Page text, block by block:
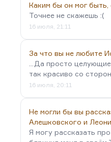
Каким бы он мог быть,
Точнее не скажешь :(
16 июля, 21:11
За что вы не любите
...Да просто
так красиво со
16 июля, 20:11
Не могли бы вы
Алешковского и
Я могу рассказать